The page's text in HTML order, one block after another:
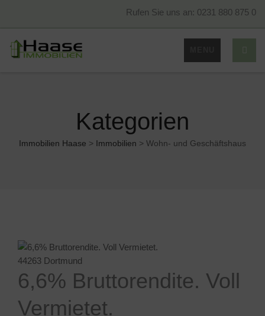
Rufen Sie uns an: 0231 880 875 0
Kategorien
Immobilien Haase > Immobilien > Wohn- und Geschäftshaus
44263 Dortmund
6,6% Bruttorendite. Voll
Vermietet.